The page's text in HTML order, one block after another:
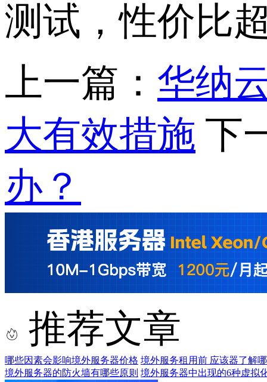
测试，性价比
上一篇： 华纳
大有效措施 下
办？
推荐文章
哪些因素会影响境外服务器价格 境外服务租用前 应该器了解
境外服务器的防火墙有哪些原则 境外服务器中出现的6种虚拟